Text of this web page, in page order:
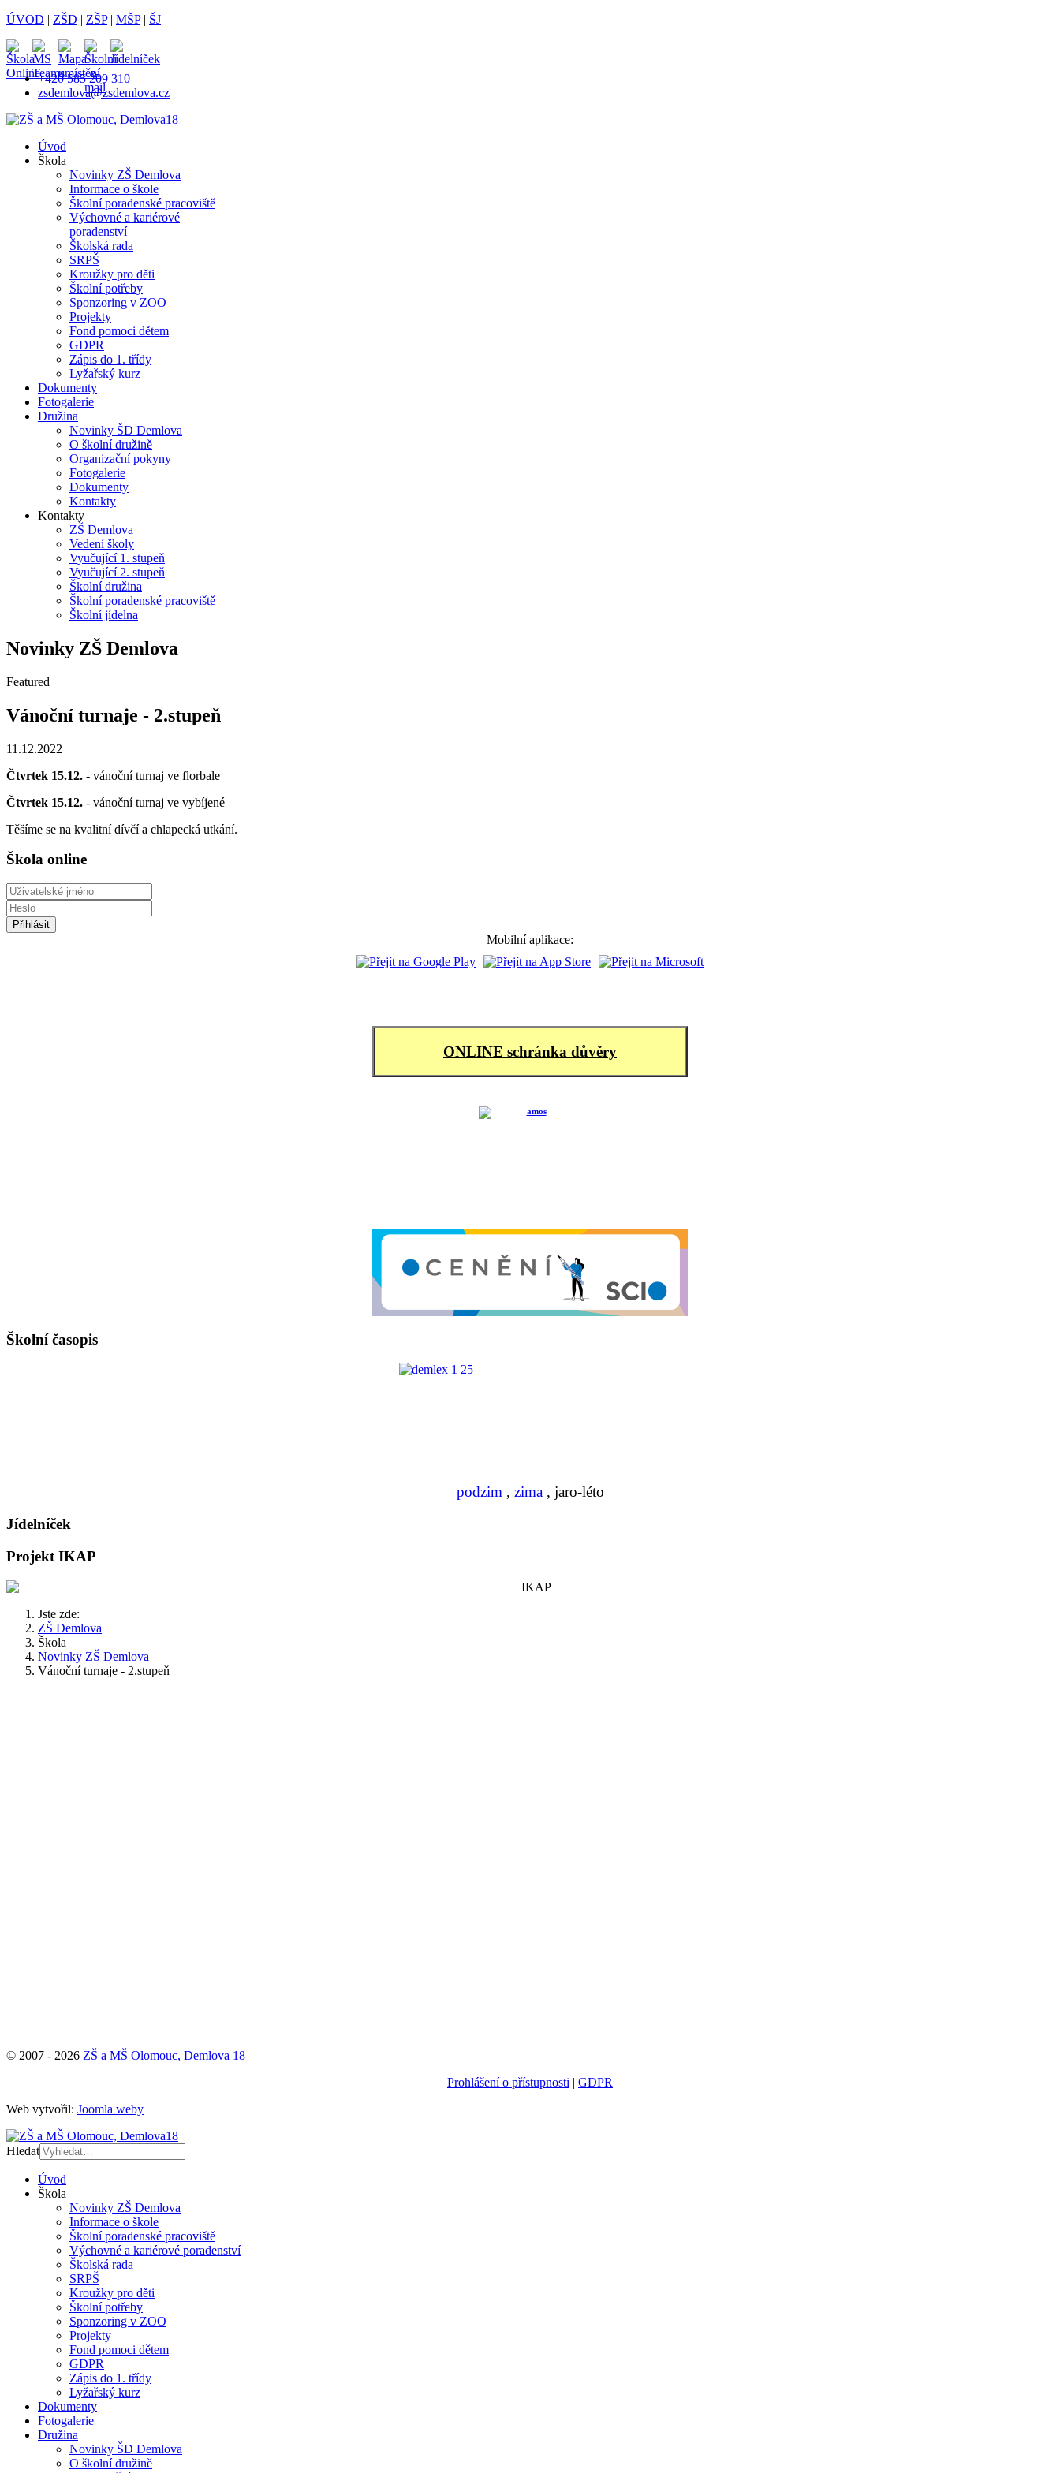
ÚVOD | ZŠD | ZŠP| MŠP| ŠJ
+420 585 209 310
zsdemlova@zsdemlova.cz
Úvod
Škola
Novinky ZŠ Demlova
Informace o škole
Školní poradenské pracoviště
Výchovné a kariérové
poradenství
Školská rada
SRPŠ
Kroužky pro děti
Školní potřeby
Sponzoring v ZOO
Projekty
Fond pomoci dětem
GDPR
Zápis do 1. třídy
Lyžařský kurz
Dokumenty
Fotogalerie
Družina
Novinky ŠD Demlova
O školní družině
Organizační pokyny
Fotogalerie
Dokumenty
Kontakty
Kontakty
ZŠ Demlova
Vedení školy
Vyučující 1. stupeň
Vyučující 2. stupeň
Školní družina
Školní poradenské pracoviště
Školní jídelna
Novinky ZŠ Demlova
Featured
Vánoční turnaje - 2.stupeň
11.12.2022
Čtvrtek 15.12. - vánoční turnaj ve florbale
Čtvrtek 15.12. - vánoční turnaj ve vybíjené
Těšíme se na kvalitní dívčí a chlapecká utkání.
Škola online
Mobilní aplikace:
ONLINE schránka důvěry
Školní časopis
podzim, zima, jaro-léto
Jídelníček
Projekt IKAP
Jste zde:
ZŠ Demlova
Škola
Novinky ZŠ Demlova
Vánoční turnaje - 2.stupeň
© 2007 - 2026 ZŠ a MŠ Olomouc, Demlova 18
Prohlášení o přístupnosti | GDPR
Web vytvořil: Joomla weby
Hledat
Úvod
Škola
Novinky ZŠ Demlova
Informace o škole
Školní poradenské pracoviště
Výchovné a kariérové poradenství
Školská rada
SRPŠ
Kroužky pro děti
Školní potřeby
Sponzoring v ZOO
Projekty
Fond pomoci dětem
GDPR
Zápis do 1. třídy
Lyžařský kurz
Dokumenty
Fotogalerie
Družina
Novinky ŠD Demlova
O školní družině